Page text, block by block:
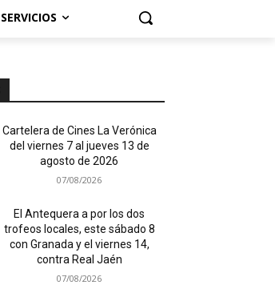
SERVICIOS
Cartelera de Cines La Verónica
del viernes 7 al jueves 13 de
agosto de 2026
07/08/2026
El Antequera a por los dos
trofeos locales, este sábado 8
con Granada y el viernes 14,
contra Real Jaén
07/08/2026